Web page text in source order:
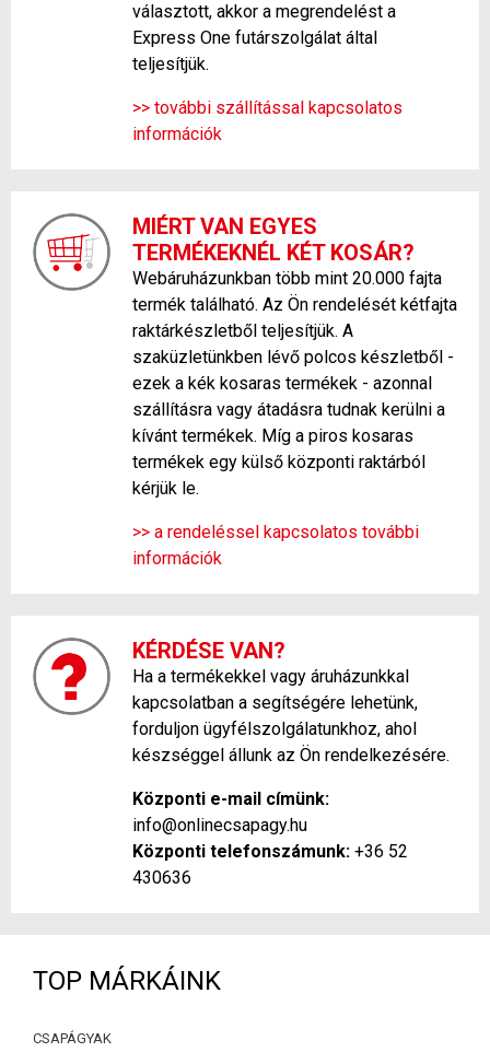
választott, akkor a megrendelést a
Express One futárszolgálat által
teljesítjük.
>> további szállítással kapcsolatos
információk
MIÉRT VAN EGYES
TERMÉKEKNÉL KÉT KOSÁR?
Webáruházunkban több mint 20.000 fajta
termék található. Az Ön rendelését kétfajta
raktárkészletből teljesítjük. A
szaküzletünkben lévő polcos készletből -
ezek a kék kosaras termékek - azonnal
szállításra vagy átadásra tudnak kerülni a
kívánt termékek. Míg a piros kosaras
termékek egy külső központi raktárból
kérjük le.
>> a rendeléssel kapcsolatos további
információk
KÉRDÉSE VAN?
Ha a termékekkel vagy áruházunkkal
kapcsolatban a segítségére lehetünk,
forduljon ügyfélszolgálatunkhoz, ahol
készséggel állunk az Ön rendelkezésére.
Központi e-mail címünk:
info@onlinecsapagy.hu
Központi telefonszámunk: +36 52
430636
TOP MÁRKÁINK
CSAPÁGYAK